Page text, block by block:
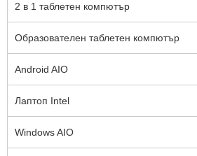
2 в 1 таблетен компютър
Образователен таблетен компютър
Android AIO
Лаптоп Intel
Windows AIO